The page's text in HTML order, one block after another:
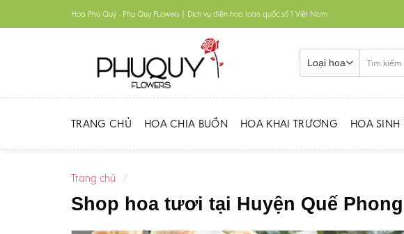
to
Hoa Phú Quý - Phu Quy FLowers | Dịch vụ điện hoa toàn quốc số 1 Việt Nam
kiếm:
TRANG CHỦ HOA CHIA BUỒN HOA KHAI TRƯƠNG HOA SINH
Trang chủ /
Shop hoa tươi tại Huyện Quế